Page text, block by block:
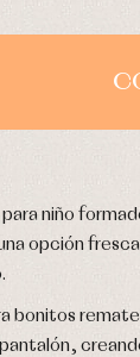
niño
opción
bonitos